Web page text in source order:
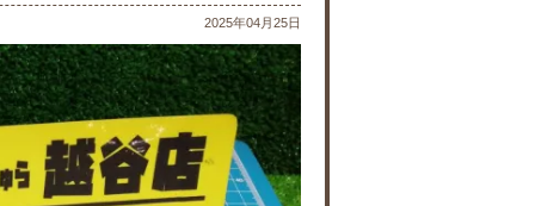
2025年04月25日